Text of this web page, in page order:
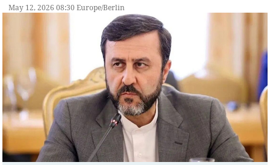
May 12, 2026 08:30 Europe/Berlin